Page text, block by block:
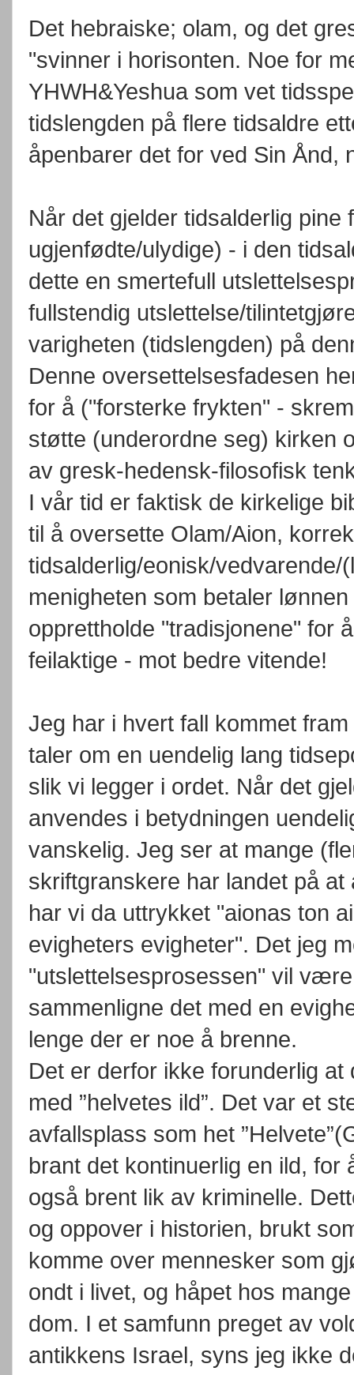
Det hebraiske; olam, og det
"svinner i horisonten. Noe for
YHWH&Yeshua som vet
tidslengden på flere tidsaldre
åpenbarer det for ved Sin Ånd,
Når det gjelder tidsalderlig pine
ugjenfødte/ulydige) - i den
dette en smertefull
fullstendig utslettelse/
varigheten (tidslengden) på
Denne oversettelsesfadesen
for å ("forsterke frykten" -
støtte (underordne seg) kirken
av gresk-hedensk-filosofisk
I vår tid er faktisk de kirkelige
til å oversette Olam/Aion,
tidsalderlig/eonisk/
menigheten som betaler
opprettholde "tradisjonene" for
feilaktige - mot bedre vitende!
Jeg har i hvert fall kommet
taler om en uendelig lang
slik vi legger i ordet. Når det
anvendes i betydningen
vanskelig. Jeg ser at mange
skriftgranskere har landet på
har vi da uttrykket "aionas ton
evigheters evigheter". Det jeg
"utslettelsesprosessen" vil
sammenligne det med en
lenge der er noe å brenne.
Det er derfor ikke forunderlig
med ”helvetes ild”. Det var et
avfallsplass som het
brant det kontinuerlig en ild, for
også brent lik av kriminelle.
og oppover i historien, brukt
komme over mennesker som
ondt i livet, og håpet hos
dom. I et samfunn preget av
antikkens Israel, syns jeg ikke